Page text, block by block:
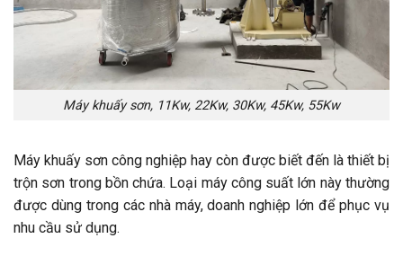
Máy khuấy sơn, 11Kw, 22Kw, 30Kw, 45Kw, 55Kw
Máy khuấy sơn công nghiệp hay còn được biết đến là thiết bị
trộn sơn trong bồn chứa. Loại máy công suất lớn này thường
được dùng trong các nhà máy, doanh nghiệp lớn để phục vụ
nhu cầu sử dụng.